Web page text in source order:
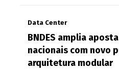
Data Center
BNDES amplia
nacionais com novo
arquitetura modular